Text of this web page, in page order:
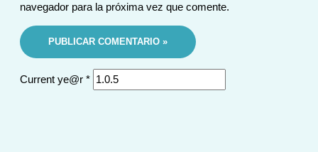
navegador para la próxima vez que comente.
Current ye@r *